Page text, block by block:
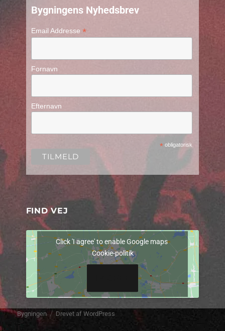
Bygningens Nyhedsbrev
Email Addresse*
Fornavn
Efternavn
* obligatorisk
FIND VEJ
Click 'I agree' to enable Google maps
Cookie-politik
Bygningen Drevet af WordPress